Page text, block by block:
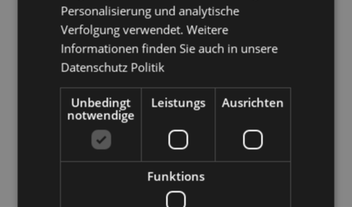
Information
Höhe 6cm Breite 5.5cm Tiefe 0.5cm Feile
4x0.5x0.1cm
5055071505881
480
0.007000
Keine
Keine
Nectar Meadows
Personalisierung und analytische
Verfolgung verwendet. Weitere
Informationen finden Sie auch in unsere
Datenschutz Politik
Unbedingt
notwendige
Leistungs Ausrichten
Funktions